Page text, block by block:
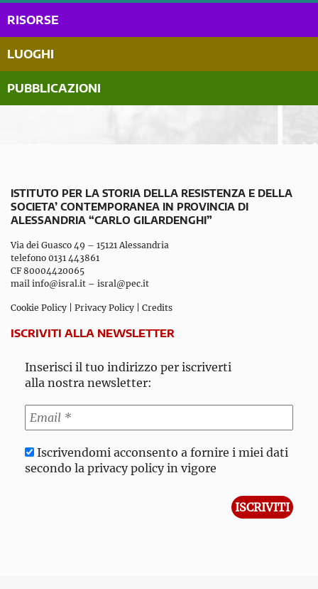
RISORSE
LUOGHI
PUBBLICAZIONI
ISTITUTO PER LA STORIA DELLA RESISTENZA E DELLA
SOCIETA’ CONTEMPORANEA IN PROVINCIA DI
ALESSANDRIA “CARLO GILARDENGHI”
Via dei Guasco 49 – 15121 Alessandria
telefono 0131 443861
CF 80004420065
mail info@isral.it – isral@pec.it
Cookie Policy Privacy Policy Credits
ISCRIVITI ALLA NEWSLETTER
Inserisci il tuo indirizzo per iscriverti
alla nostra newsletter:
Iscrivendomi acconsento a fornire i miei dati
secondo la privacy policy in vigore